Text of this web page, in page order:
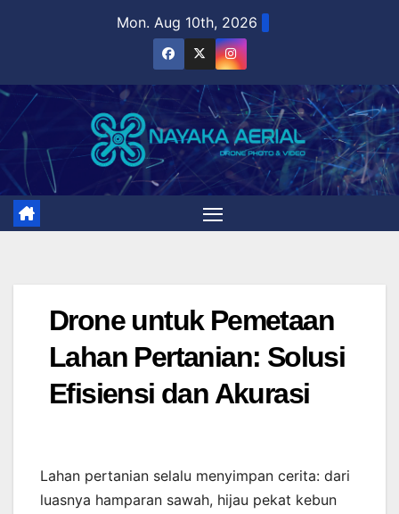
Mon. Aug 10th, 2026
Drone untuk Pemetaan
Lahan Pertanian: Solusi
Efisiensi dan Akurasi
Lahan pertanian selalu menyimpan cerita: dari
luasnya hamparan sawah, hijau pekat kebun